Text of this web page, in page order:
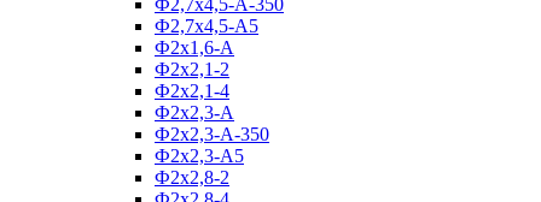
Ф2,7х4,5-А5
Ф2х1,6-А
Ф2х2,1-2
Ф2х2,1-4
Ф2х2,3-А
Ф2х2,3-А-350
Ф2х2,3-А5
Ф2х2,8-2